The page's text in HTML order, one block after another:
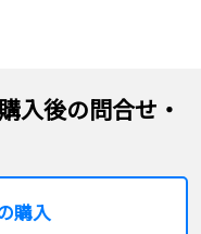
入後の問合せ・
購入